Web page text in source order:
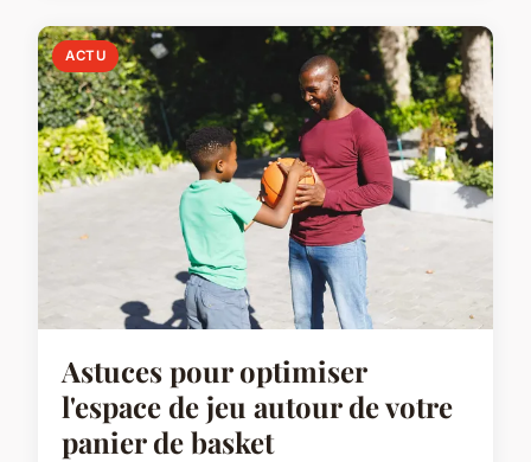
ACTU
Astuces pour optimiser
l'espace de jeu autour de votre
panier de basket